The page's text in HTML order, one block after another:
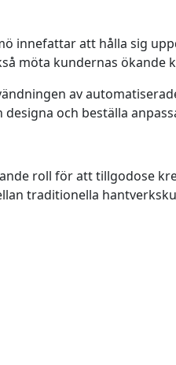
innefattar att hålla sig
möta kundernas
av
och beställa
roll för att tillgodose
traditionella